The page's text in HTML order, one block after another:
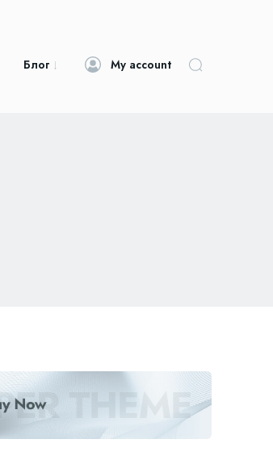
Блог My account